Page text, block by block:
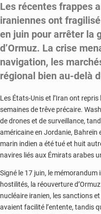
Les récentes frappes
iraniennes ont
en juin pour arrêter la
d’Ormuz. La crise
navigation, les
régional bien au-delà
Les États-Unis et l’Iran ont
semaines de trêve précaire.
de drones et de surveillance,
américaine en Jordanie, Bahreïn
marin indien a été tué et huit
navires liés aux Émirats arabes
Signé le 17 juin, le
hostilités, la réouverture
nucléaire iranien, les sanctions
avaient facilité l’entente, tandis